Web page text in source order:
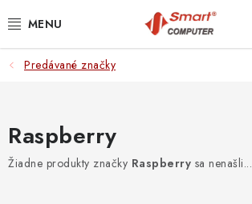
na
NOTEBOOKY
PC A KOMPONENTY
Predávané značky
Raspberry
Žiadne produkty značky Raspberry sa nenašli...